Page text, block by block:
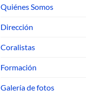
Quiénes Somos
Dirección
Coralistas
Formación
Galería de fotos